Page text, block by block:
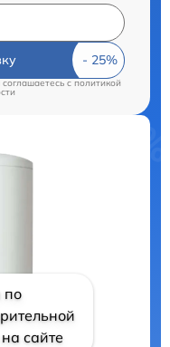
cполитикой
по
сайте